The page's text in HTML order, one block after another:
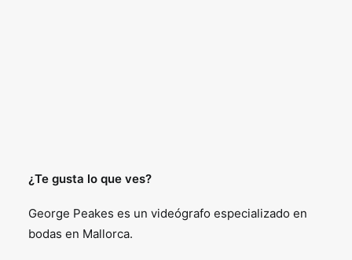
¿Te gusta lo que ves?
George Peakes es un videógrafo especializado en
bodas en Mallorca.